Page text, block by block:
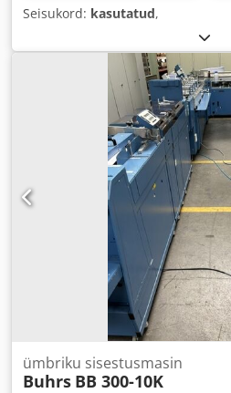
Seisukord: kasutatud,
ümbriku sisestusmasin
Buhrs BB 300-10K